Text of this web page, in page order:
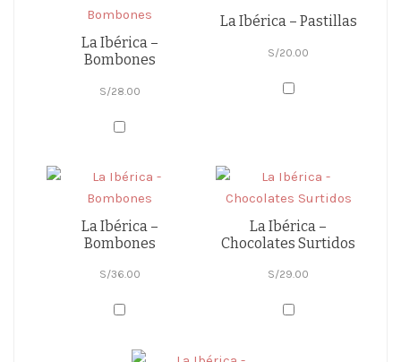
La Ibérica –
Bombones
S/28.00
La Ibérica – Pastillas
S/20.00
La Ibérica –
Bombones
S/36.00
La Ibérica –
Chocolates Surtidos
S/29.00